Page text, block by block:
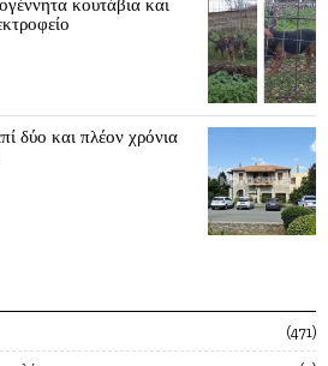
δύο και πλέον χρόνια
471